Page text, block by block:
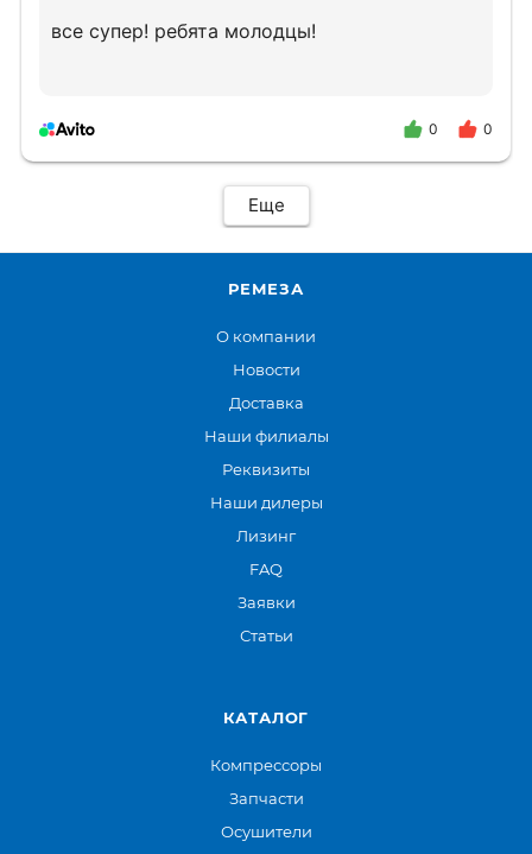
все супер! ребята молодцы!
0 0
Еще
РЕМЕЗА
О компании
Новости
Доставка
Наши филиалы
Реквизиты
Наши дилеры
Лизинг
FAQ
Заявки
Статьи
КАТАЛОГ
Компрессоры
Запчасти
Осушители